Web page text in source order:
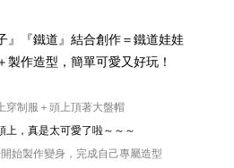
』『鐵道』結合創作＝鐵道娃娃
製作造型，簡單可愛又好玩！
穿制服＋頭上頂著大盤帽
上，真是太可愛了啦～～～
始製作變身，完成自己專屬造型